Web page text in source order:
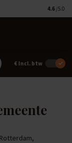
4.6 /5.0
€ Incl. btw